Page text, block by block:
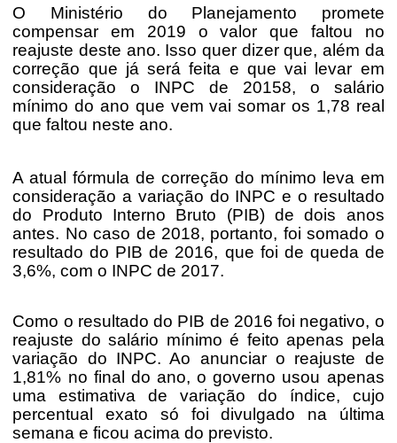
O Ministério do Planejamento promete
compensar em 2019 o valor que faltou no
reajuste deste ano. Isso quer dizer que, além da
correção que já será feita e que vai levar em
consideração o INPC de 20158, o salário
mínimo do ano que vem vai somar os 1,78 real
que faltou neste ano.
A atual fórmula de correção do mínimo leva em
consideração a variação do INPC e o resultado
do Produto Interno Bruto (PIB) de dois anos
antes. No caso de 2018, portanto, foi somado o
resultado do PIB de 2016, que foi de queda de
3,6%, com o INPC de 2017.
Como o resultado do PIB de 2016 foi negativo, o
reajuste do salário mínimo é feito apenas pela
variação do INPC. Ao anunciar o reajuste de
1,81% no final do ano, o governo usou apenas
uma estimativa de variação do índice, cujo
percentual exato só foi divulgado na última
semana e ficou acima do previsto.